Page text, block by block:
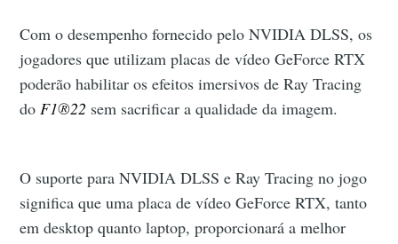
Com o desempenho fornecido pelo NVIDIA DLSS, os
jogadores que utilizam placas de vídeo GeForce RTX
poderão habilitar os efeitos imersivos de Ray Tracing
doF1®22 sem sacrificar a qualidade da imagem.
O suporte para NVIDIA DLSS e Ray Tracing no jogo
significa que uma placa de vídeo GeForce RTX, tanto
em desktop quanto laptop, proporcionará a melhor